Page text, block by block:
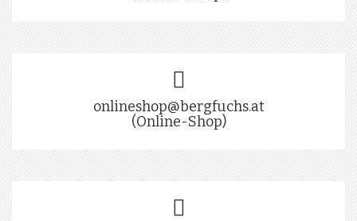
onlineshop@bergfuchs.at
(Online-Shop)